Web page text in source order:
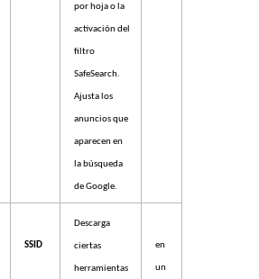
por hoja o la
activación del
filtro
SafeSearch.
Ajusta los
anuncios que
aparecen en
la búsqueda
de Google.
SSID
Descarga
ciertas
herramientas
en
un